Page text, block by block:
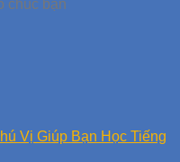
chúc bạn
Vị Giúp Bạn Học Tiếng